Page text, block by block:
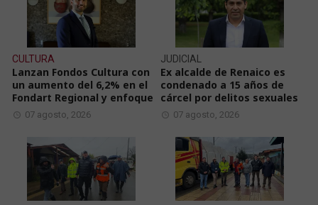
CULTURA
Lanzan Fondos Cultura con
un aumento del 6,2% en el
Fondart Regional y enfoque
07 agosto, 2026
JUDICIAL
Ex alcalde de Renaico es
condenado a 15 años de
cárcel por delitos sexuales
07 agosto, 2026